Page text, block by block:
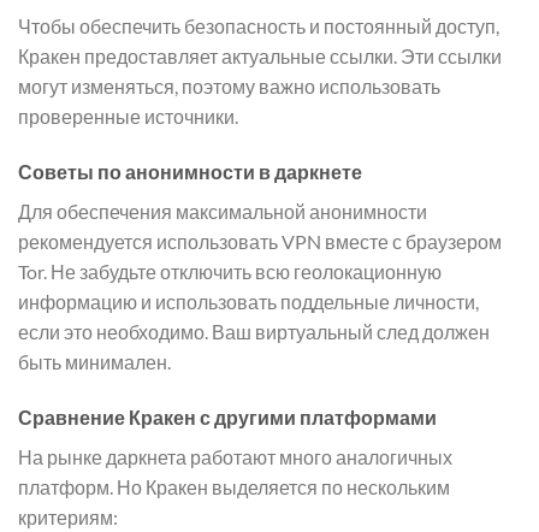
Чтобы обеспечить безопасность и постоянный доступ,
Кракен предоставляет актуальные ссылки. Эти ссылки
могут изменяться, поэтому важно использовать
проверенные источники.
Советы по анонимности в даркнете
Для обеспечения максимальной анонимности
рекомендуется использовать VPN вместе с браузером
Tor. Не забудьте отключить всю геолокационную
информацию и использовать поддельные личности,
если это необходимо. Ваш виртуальный след должен
быть минимален.
Сравнение Кракен с другими платформами
На рынке даркнета работают много аналогичных
платформ. Но Кракен выделяется по нескольким
критериям: